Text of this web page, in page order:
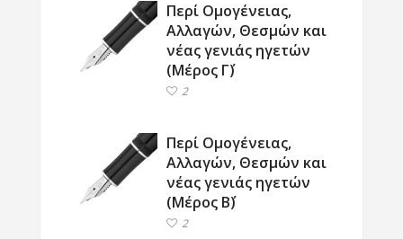
Περί Ομογένειας,
Αλλαγών, Θεσμών και
νέας γενιάς ηγετών
(Μέρος Γ΄)
2
Περί Ομογένειας,
Αλλαγών, Θεσμών και
νέας γενιάς ηγετών
(Μέρος Β΄)
2